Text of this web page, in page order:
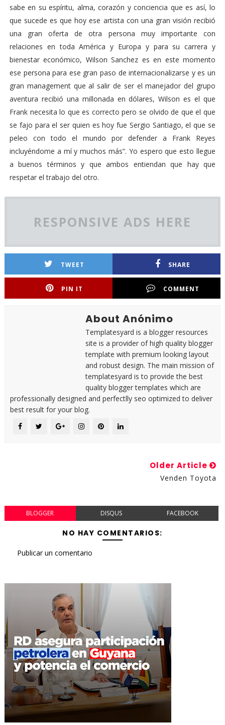
sabe en su espíritu, alma, corazón y conciencia que es así, lo
que sucede es que hoy ese artista con una gran visión recibió
una gran oferta de otra persona muy importante con
relaciones en toda América y Europa y para su carrera y
bienestar económico, Wilson Sanchez es en este momento
ese persona para ese gran paso de internacionalizarse y es un
gran management que al salir de ser el manejador del grupo
aventura recibió una millonada en dólares, Wilson es el que
Frank necesita lo que es correcto pero se olvido de que el que
se fajo para el ser quien es hoy fue Sergio Santiago, el que se
peleo con todo el mundo por defender a Frank Reyes
incluyéndome a mí y muchos más”. Yo espero que esto llegue
a buenos términos y que ambos entiendan que hay que
respetar el trabajo del otro.
RESPONSIVE ADS HERE
TWEET SHARE
PIN IT COMMENT
About Anónimo
Templatesyard is a blogger resources
site is a provider of high quality blogger
template with premium looking layout
and robust design. The main mission of
templatesyard is to provide the best
quality blogger templates which are
professionally designed and perfectlly seo optimized to deliver
best result for your blog.
Older Article
Venden Toyota
BLOGGER DISQUS FACEBOOK
NO HAY COMENTARIOS:
Publicar un comentario